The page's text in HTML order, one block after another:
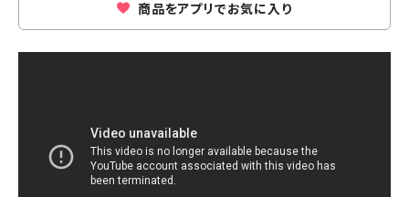
商品をアプリでお気に入り